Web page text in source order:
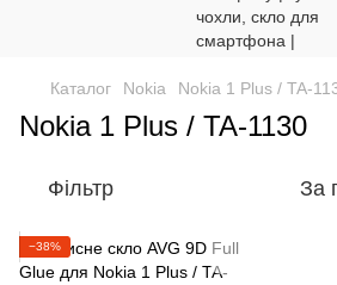
Каталог Nokia Nokia 1 Plus / TA-
Nokia 1 Plus / TA-1130
Фільтр За
−38%